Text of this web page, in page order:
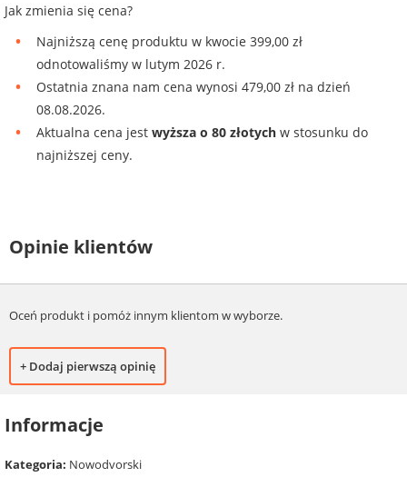
Jak zmienia się cena?
Najniższą cenę produktu w kwocie 399,00 zł
odnotowaliśmy w lutym 2026 r.
Ostatnia znana nam cena wynosi 479,00 zł na dzień
08.08.2026.
Aktualna cena jest wyższa o 80 złotych w stosunku do
najniższej ceny.
Opinie klientów
Oceń produkt i pomóż innym klientom w wyborze.
+ Dodaj pierwszą opinię
Informacje
Kategoria: Nowodvorski